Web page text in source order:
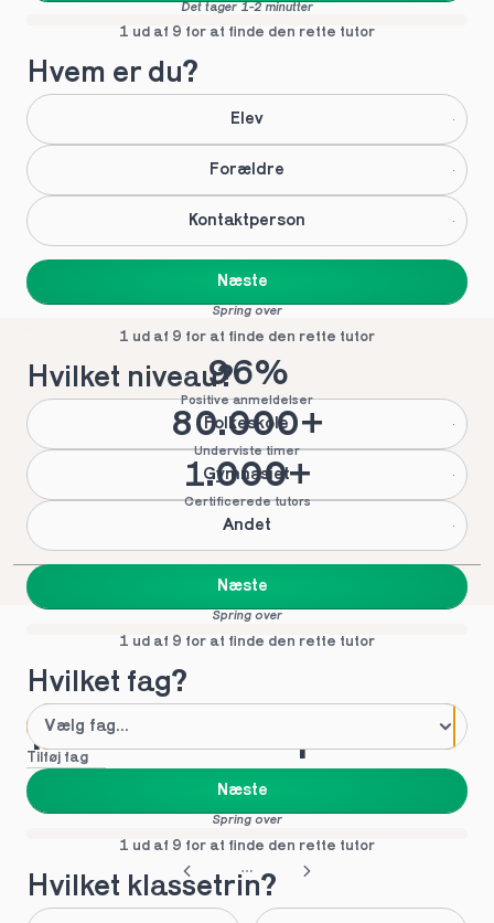
Det tager 1-2 minutter
1 ud af 9 for at finde den rette tutor
Hvem er du?
Elev
Forældre
Kontaktperson
Næste
Spring over
1 ud af 9 for at finde den rette tutor
Hvilket niveau?
Folkeskole
Gymnasiet
Andet
Næste
Spring over
1 ud af 9 for at finde den rette tutor
Hvilket fag?
Tilføj fag
Næste
Spring over
1 ud af 9 for at finde den rette tutor
Hvilket klassetrin?
96%
Positive anmeldelser
80.000+
Underviste timer
1.000+
Certificerede tutors
Mød vores top tutors
i 5. klasse